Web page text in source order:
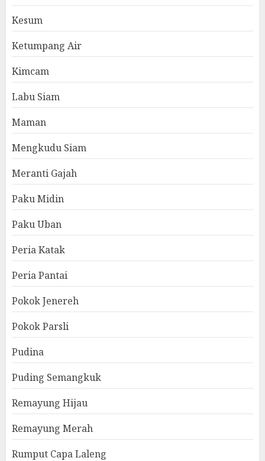
Kesum
Ketumpang Air
Kimcam
Labu Siam
Maman
Mengkudu Siam
Meranti Gajah
Paku Midin
Paku Uban
Peria Katak
Peria Pantai
Pokok Jenereh
Pokok Parsli
Pudina
Puding Semangkuk
Remayung Hijau
Remayung Merah
Rumput Capa Laleng